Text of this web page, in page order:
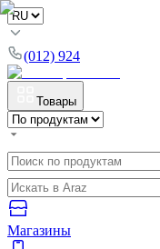
(012) 924
Товары
Магазины